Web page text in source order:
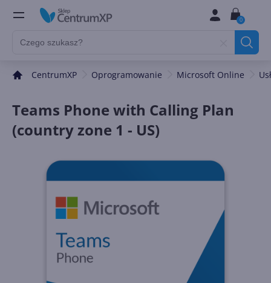
0
CentrumXP Oprogramowanie Microsoft Online
Teams Phone with Calling Plan
(country zone 1 - US)